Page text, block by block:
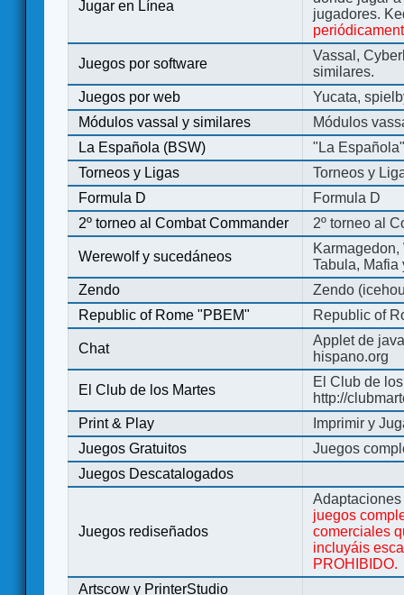
Jugar en Línea
jugadores.
Juegos por software
Vassal,
similares.
Juegos por web
Yucata,
Módulos vassal y similares
Módulos
La Española (BSW)
"La
Torneos y Ligas
Torneos y
Formula D
Formula D
2º torneo al Combat Commander
2º torneo al
Werewolf y sucedáneos
Tabula, Mafia
Zendo
Zendo
Republic of Rome "PBEM"
Republic of
Chat
Applet de
hispano.org
El Club de los Martes
El Club de
http://
Print & Play
Imprimir y
Juegos Gratuitos
Juegos
Juegos Descatalogados
Juegos rediseñados
juegos
comerciales
incluyáis
PROHIBIDO.
Artscow y PrinterStudio